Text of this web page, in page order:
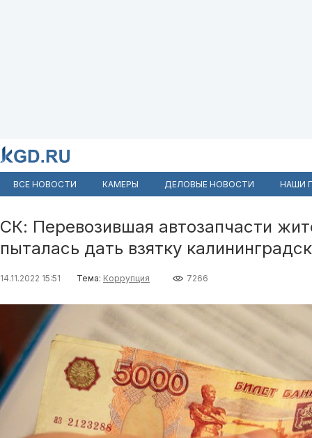
ВСЕ НОВОСТИ КАМЕРЫ ДЕЛОВЫЕ НОВОСТИ НАШИ
СК: Перевозившая автозапчасти
пыталась дать взятку
14.11.2022 15:51 Тема: Коррупция 7266